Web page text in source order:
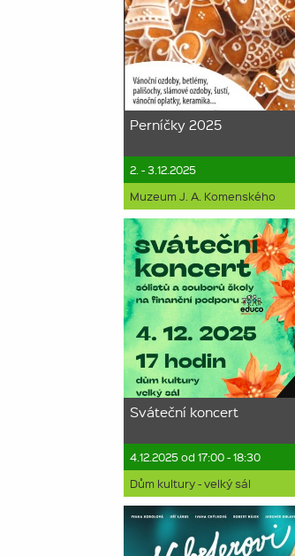
Perníčky 2025
2. - 3.12.2025
Muzeum J. A. Komenského
Sváteční koncert
4.12.2025 od 17:00 - 18:30
Dům kultury - velký sál